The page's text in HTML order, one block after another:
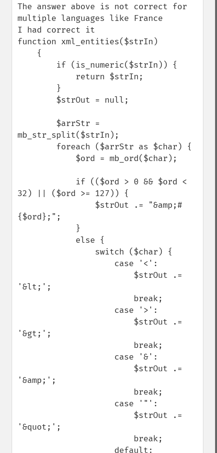
The answer above is not correct for
multiple languages like France
I had correct it
function xml_entities($strIn)
mb_str_split($strIn);
32) || ($ord >= 127)) {
{$ord};";
'&lt;';
'&gt;';
'&amp;';
'&quot;';